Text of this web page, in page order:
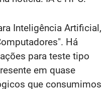
Inteligência Artificial,
Há
para teste tipo
em quase
que consumimos